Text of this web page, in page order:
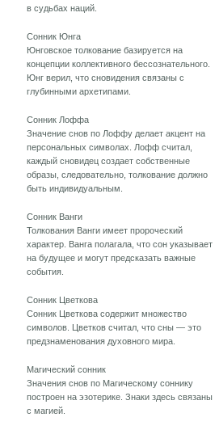
в судьбах наций.
Сонник Юнга
Юнговское толкование базируется на
концепции коллективного бессознательного.
Юнг верил, что сновидения связаны с
глубинными архетипами.
Сонник Лоффа
Значение снов по Лоффу делает акцент на
персональных символах. Лофф считал,
каждый сновидец создает собственные
образы, следовательно, толкование должно
быть индивидуальным.
Сонник Ванги
Толкования Ванги имеет пророческий
характер. Ванга полагала, что сон указывает
на будущее и могут предсказать важные
события.
Сонник Цветкова
Сонник Цветкова содержит множество
символов. Цветков считал, что сны — это
предзнаменования духовного мира.
Магический сонник
Значения снов по Магическому соннику
построен на эзотерике. Знаки здесь связаны
с магией.